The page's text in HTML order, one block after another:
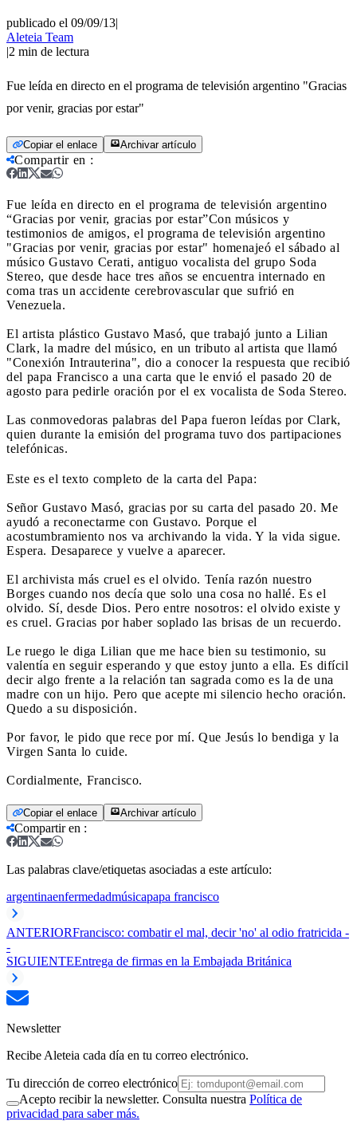
publicado el 09/09/13|
Aleteia Team
|2 min de lectura
Fue leída en directo en el programa de televisión argentino "Gracias
por venir, gracias por estar"
Copiar el enlace Archivar artículo
Compartir en :
Fue leída en directo en el programa de televisión argentino
“Gracias por venir, gracias por estar”Con músicos y
testimonios de amigos, el programa de televisión argentino
"Gracias por venir, gracias por estar" homenajeó el sábado al
músico Gustavo Cerati, antiguo vocalista del grupo Soda
Stereo, que desde hace tres años se encuentra internado en
coma tras un accidente cerebrovascular que sufrió en
Venezuela.
El artista plástico Gustavo Masó, que trabajó junto a Lilian
Clark, la madre del músico, en un tributo al artista que llamó
"Conexión Intrauterina", dio a conocer la respuesta que recibió
del papa Francisco a una carta que le envió el pasado 20 de
agosto para pedirle oración por el ex vocalista de Soda Stereo.
Las conmovedoras palabras del Papa fueron leídas por Clark,
quien durante la emisión del programa tuvo dos partipaciones
telefónicas.
Este es el texto completo de la carta del Papa:
Señor Gustavo Masó, gracias por su carta del pasado 20. Me
ayudó a reconectarme con Gustavo. Porque el
acostumbramiento nos va archivando la vida. Y la vida sigue.
Espera. Desaparece y vuelve a aparecer.
El archivista más cruel es el olvido. Tenía razón nuestro
Borges cuando nos decía que solo una cosa no hallé. Es el
olvido. Sí, desde Dios. Pero entre nosotros: el olvido existe y
es cruel. Gracias por haber soplado las brisas de un recuerdo.
Le ruego le diga Lilian que me hace bien su testimonio, su
valentía en seguir esperando y que estoy junto a ella. Es difícil
decir algo frente a la relación tan sagrada como es la de una
madre con un hijo. Pero que acepte mi silencio hecho oración.
Quedo a su disposición.
Por favor, le pido que rece por mí. Que Jesús lo bendiga y la
Virgen Santa lo cuide.
Cordialmente, Francisco.
Copiar el enlace Archivar artículo
Compartir en :
Las palabras clave/etiquetas asociadas a este artículo:
argentinaenfermedadmúsicapapa francisco
ANTERIORFrancisco: combatir el mal, decir 'no' al odio fratricida -
-
SIGUIENTEEntrega de firmas en la Embajada Británica
Newsletter
Recibe Aleteia cada día en tu correo electrónico.
Tu dirección de correo electrónico
Acepto recibir la newsletter. Consulta nuestra Política de
privacidad para saber más.